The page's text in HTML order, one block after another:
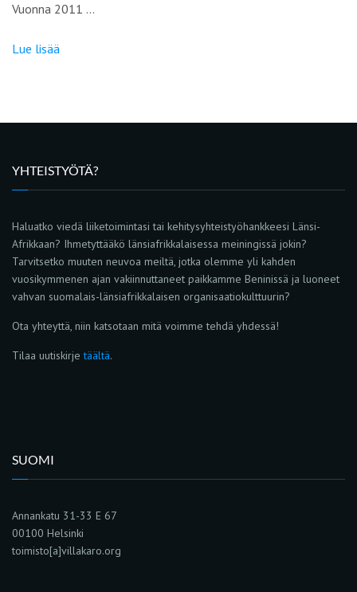
Vuonna 2011 …
Lue lisää
YHTEISTYÖTÄ?
Haluatko viedä liiketoimintasi tai kehitysyhteistyöhankkeesi Länsi-
Afrikkaan? Ihmetyttääkö länsiafrikkalaisessa meiningissä jokin?
Tarvitsetko muuten neuvoa meiltä, jotka olemme yli kahden
vuosikymmenen ajan vakiinnuttaneet paikkamme Beninissä ja luoneet
vahvan suomalais-länsiafrikkalaisen organisaatiokulttuurin?
Ota yhteyttä, niin katsotaan mitä voimme tehdä yhdessä!
Tilaa uutiskirjetäältä.
SUOMI
Annankatu 31-33 E 67
00100 Helsinki
toimisto[a]villakaro.org